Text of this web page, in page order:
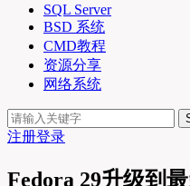
SQL Server
BSD 系统
CMD教程
资源分享
网络系统
注册登录
Fedora 29升级到